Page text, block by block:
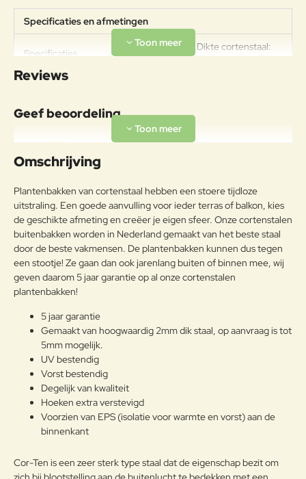
Specificaties en afmetingen
Specificaties
Gewicht: 37kg Dikte cortenstaal:
Reviews
Geef beoordeling
Uw naam:
g:
Note:HTML-code wordt niet vertaald!
Waardering:
Waarderin
g:
Slecht
Verder
Omschrijving
Plantenbakken van cortenstaal hebben een stoere tijdloze
uitstraling. Een goede aanvulling voor ieder terras of balkon, kies
de geschikte afmeting en creëer je eigen sfeer. Onze cortenstalen
buitenbakken worden in Nederland gemaakt van het beste staal
door de beste vakmensen. De plantenbakken kunnen dus tegen
een stootje! Ze gaan dan ook jarenlang buiten of binnen mee, wij
geven daarom 5 jaar garantie op al onze cortenstalen
plantenbakken!
5 jaar garantie
Gemaakt van hoogwaardig 2mm dik staal, op aanvraag is tot
5mm mogelijk.
UV bestendig
Vorst bestendig
Degelijk van kwaliteit
Hoeken extra verstevigd
Voorzien van EPS (isolatie voor warmte en vorst) aan de
binnenkant
Cor-Ten is een zeer sterk type staal dat de eigenschap bezit om